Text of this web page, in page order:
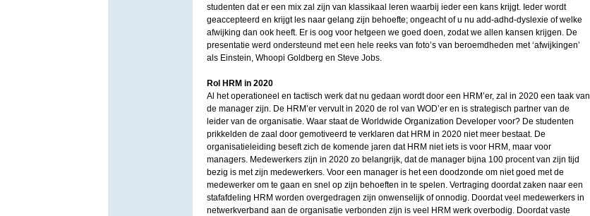
studenten dat er een mix zal zijn van klassikaal leren waarbij ieder een kans krijgt. Ieder wordt
geaccepteerd en krijgt les naar gelang zijn behoefte; ongeacht of u nu add-adhd-dyslexie of welke
afwijking dan ook heeft. Er is oog voor hetgeen we goed doen, zodat we allen kansen krijgen. De
presentatie werd ondersteund met een hele reeks van foto’s van beroemdheden met ‘afwijkingen’
als Einstein, Whoopi Goldberg en Steve Jobs.
Rol HRM in 2020
Al het operationeel en tactisch werk dat nu gedaan wordt door een HRM’er, zal in 2020 een taak van
de manager zijn. De HRM’er vervult in 2020 de rol van WOD’er en is strategisch partner van de
leider van de organisatie. Waar staat de Worldwide Organization Developer voor? De studenten
prikkelden de zaal door gemotiveerd te verklaren dat HRM in 2020 niet meer bestaat. De
organisatieleiding beseft zich de komende jaren dat HRM niet iets is voor HRM, maar voor
managers. Medewerkers zijn in 2020 zo belangrijk, dat de manager bijna 100 procent van zijn tijd
bezig is met zijn medewerkers. Voor een manager is het een doodzonde om niet goed met de
medewerker om te gaan en snel op zijn behoeften in te spelen. Vertraging doordat zaken naar een
stafafdeling HRM worden overgedragen zijn onwenselijk of onnodig. Doordat veel medewerkers in
netwerkverband aan de organisatie verbonden zijn is veel HRM werk overbodig. Doordat vaste